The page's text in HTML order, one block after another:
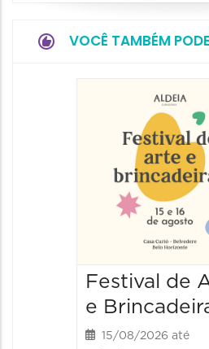
VOCÊ TAMBÉM
Festival de
e
15/08/2026 até